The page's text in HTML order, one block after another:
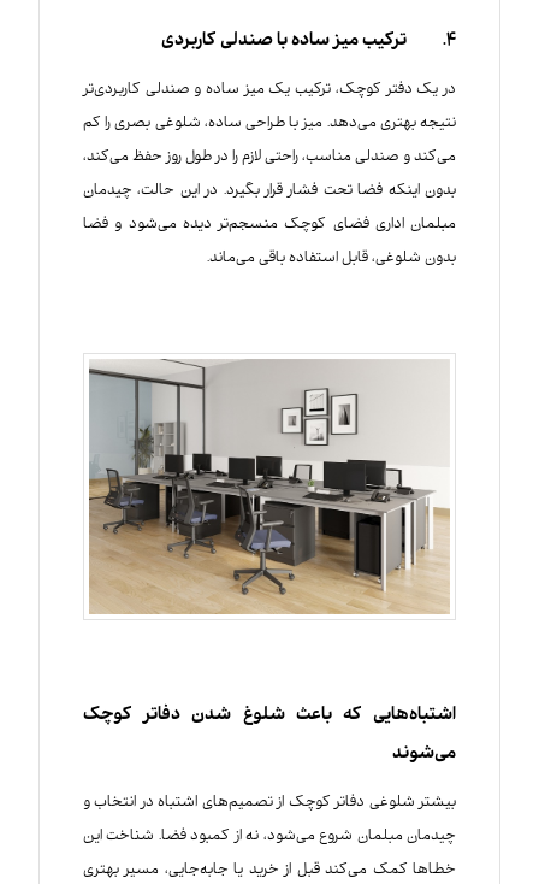
4. ترکیب میز ساده با صندلی کاربردی
در یک دفتر کوچک، ترکیب یک میز ساده‌ و صندلی کاربردی‌تر
نتیجه بهتری می‌دهد. میز با طراحی ساده، شلوغی بصری را کم
می‌کند و صندلی مناسب، راحتی لازم را در طول روز حفظ می‌کند،
بدون اینکه فضا تحت فشار قرار بگیرد. در این حالت، چیدمان
مبلمان اداری فضای کوچک منسجم‌تر دیده می‌شود و فضا
بدون شلوغی، قابل استفاده باقی می‌ماند.
اشتباه‌هایی که باعث شلوغ شدن دفاتر کوچک
می‌شوند
بیشتر شلوغی دفاتر کوچک از تصمیم‌های اشتباه در انتخاب و
چیدمان مبلمان شروع می‌شود، نه از کمبود فضا. شناخت این
خطاها کمک می‌کند قبل از خرید یا جابه‌جایی، مسیر بهتری